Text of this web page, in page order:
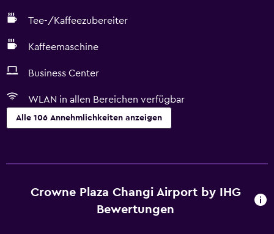
Tee-/Kaffeezubereiter
Kaffeemaschine
Business Center
WLAN in allen Bereichen verfügbar
Alle 106 Annehmlichkeiten anzeigen
Fenster
Zugang zur Executive-Lounge
Crowne Plaza Changi Airport by IHG
Bewertungen